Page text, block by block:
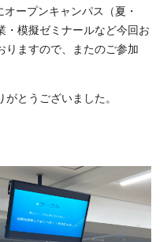
オープンキャンパス（夏・
・模擬ゼミナールなど今回お
りますので、またのご参加
とうございました。